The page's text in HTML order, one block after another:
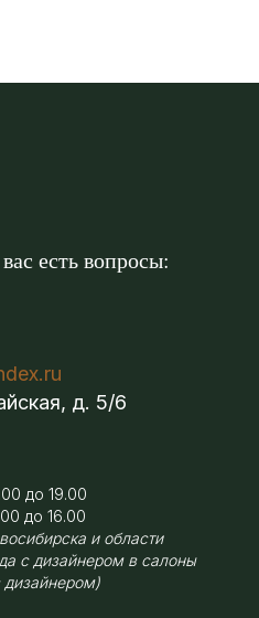
есть вопросы:
д. 5/6
до 19.00
до 16.00
и области
с дизайнером в салоны
дизайнером)